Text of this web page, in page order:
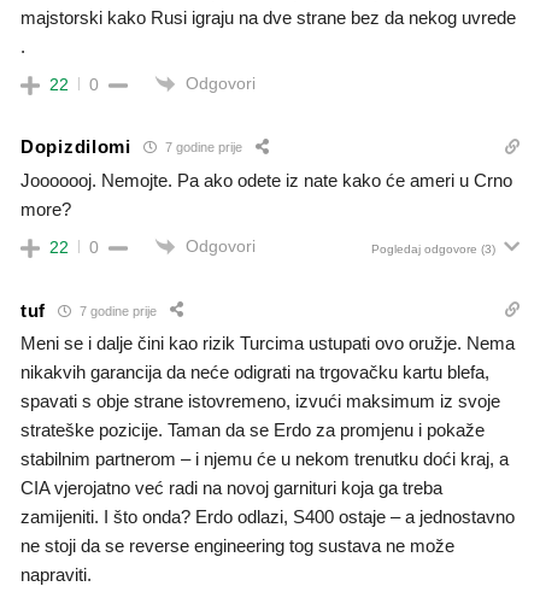
majstorski kako Rusi igraju na dve strane bez da nekog uvrede
.
22 0 Odgovori
Dopizdilomi 7 godine prije
Jooooooj. Nemojte. Pa ako odete iz nate kako će ameri u Crno
more?
22 0 Odgovori Pogledaj odgovore (3)
tuf 7 godine prije
Meni se i dalje čini kao rizik Turcima ustupati ovo oružje. Nema
nikakvih garancija da neće odigrati na trgovačku kartu blefa,
spavati s obje strane istovremeno, izvući maksimum iz svoje
strateške pozicije. Taman da se Erdo za promjenu i pokaže
stabilnim partnerom – i njemu će u nekom trenutku doći kraj, a
CIA vjerojatno već radi na novoj garnituri koja ga treba
zamijeniti. I što onda? Erdo odlazi, S400 ostaje – a jednostavno
ne stoji da se reverse engineering tog sustava ne može
napraviti.